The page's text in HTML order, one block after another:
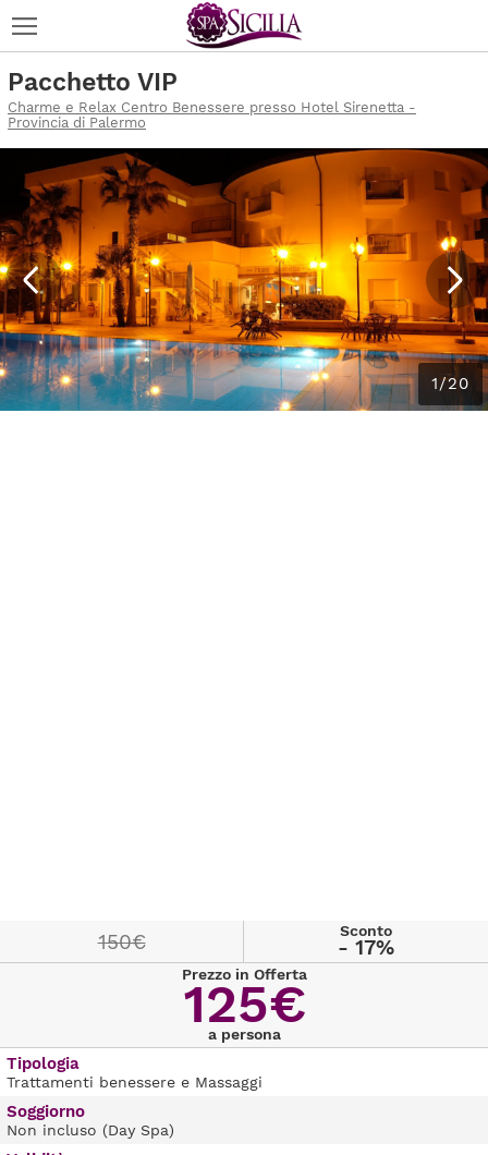
Pacchetto VIP
Charme e Relax Centro Benessere presso Hotel Sirenetta -
Provincia di Palermo
1/20
150€ Sconto
- 17%
Prezzo in Offerta
125€
a persona
Tipologia
Trattamenti benessere e Massaggi
Soggiorno
Non incluso (Day Spa)